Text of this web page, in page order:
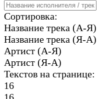
Сортировка:
Название трека (А-Я)
Название трека (Я-А)
Артист (А-Я)
Артист (Я-А)
Текстов на странице:
16